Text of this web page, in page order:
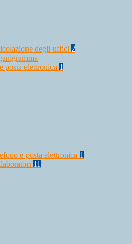
degli uffici 2
posta elettronica 1
e posta elettronica 1
11